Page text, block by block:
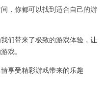
你都可以找到适合自己的游
带来了极致的游戏体验，让
戏。
享受精彩游戏带来的乐趣